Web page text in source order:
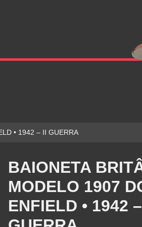
• 1942 – II GUERRA
BAIONETA
MODELO 1907
ENFIELD • 1942